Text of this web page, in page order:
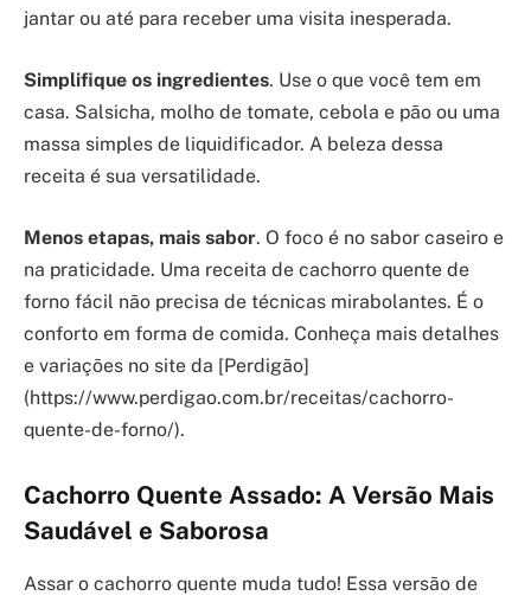
jantar ou até para receber uma visita inesperada.
Simplifique os ingredientes. Use o que você tem em
casa. Salsicha, molho de tomate, cebola e pão ou uma
massa simples de liquidificador. A beleza dessa
receita é sua versatilidade.
Menos etapas, mais sabor. O foco é no sabor caseiro e
na praticidade. Uma receita de cachorro quente de
forno fácil não precisa de técnicas mirabolantes. É o
conforto em forma de comida. Conheça mais detalhes
e variações no site da [Perdigão]
(https://www.perdigao.com.br/receitas/cachorro-
quente-de-forno/).
Cachorro Quente Assado: A Versão Mais
Saudável e Saborosa
Assar o cachorro quente muda tudo! Essa versão de